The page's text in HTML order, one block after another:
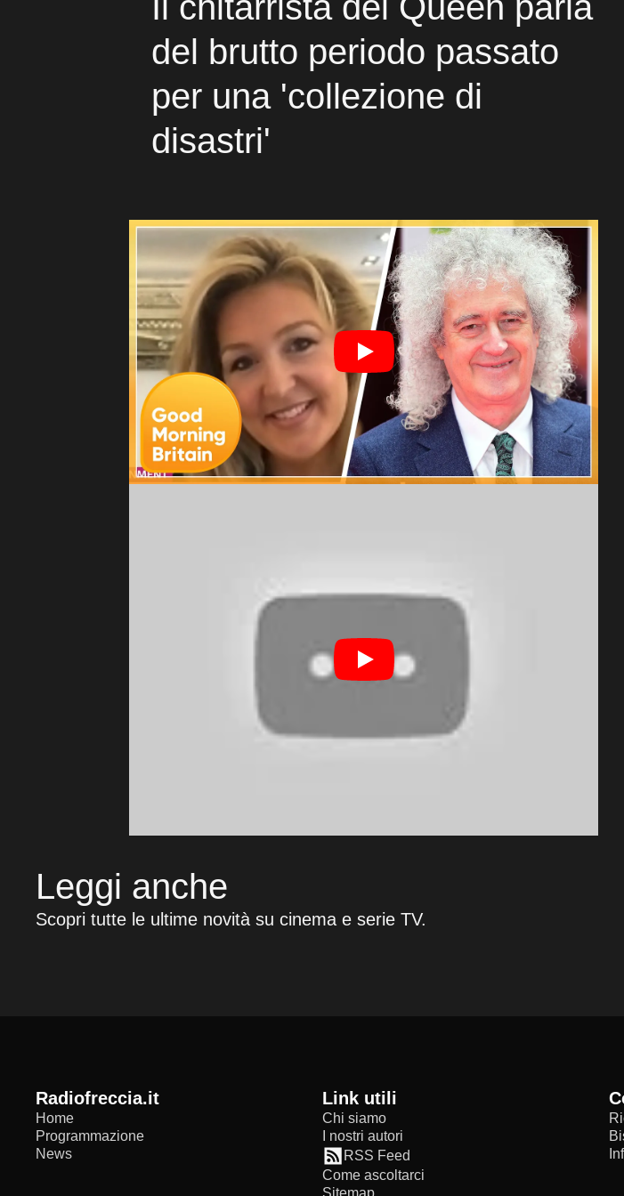
del brutto periodo passato
per una 'collezione di
disastri'
Leggi anche
Scopri tutte le ultime novità su cinema e serie TV.
radiofreccia.it
Home
Programmazione
News
Link utili
Chi siamo
I nostri autori
RSS Feed
Come ascoltarci
Sitemap